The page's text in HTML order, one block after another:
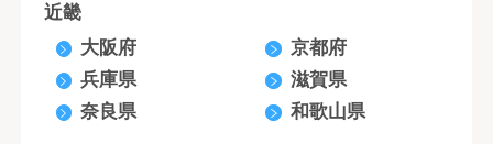
近畿
大阪府
京都府
兵庫県
滋賀県
奈良県
和歌山県